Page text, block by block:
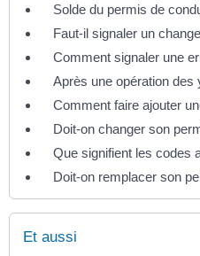
Solde du permis de
Faut-il signaler un
Comment signaler une
Après une opération des
Comment faire ajouter
Doit-on changer son
Que signifient les codes
Doit-on remplacer son
Et aussi